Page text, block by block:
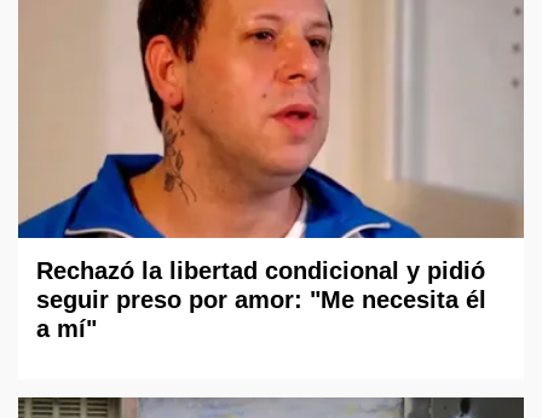
Rechazó la libertad condicional y pidió
seguir preso por amor: "Me necesita él
a mí"